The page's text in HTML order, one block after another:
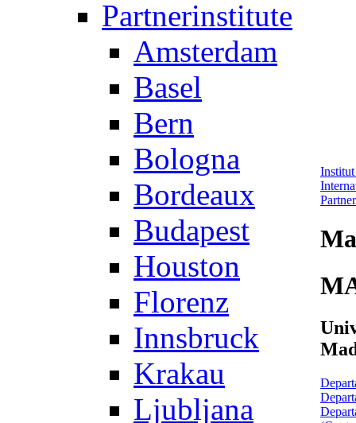
Partnerinstitute
Amsterdam
Basel
Bern
Bologna
Bordeaux
Budapest
Houston
Florenz
Innsbruck
Krakau
Ljubljana